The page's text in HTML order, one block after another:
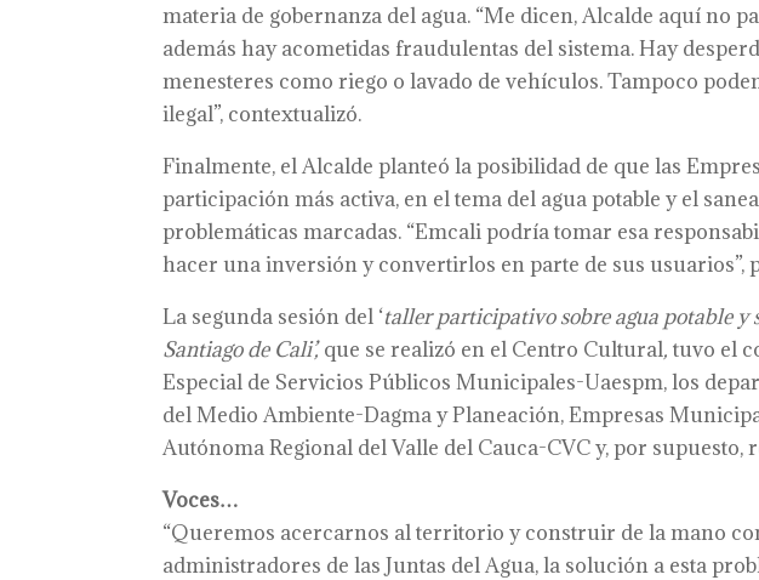
materia de gobernanza del agua. “Me dicen, Alcalde aquí no
además hay acometidas fraudulentas del sistema. Hay
menesteres como riego o lavado de vehículos. Tampoco
ilegal”, contextualizó.
Finalmente, el Alcalde planteó la posibilidad de que las
participación más activa, en el tema del agua potable y el
problemáticas marcadas. “Emcali podría tomar esa
hacer una inversión y convertirlos en parte de sus usuarios”,
La segunda sesión del ‘taller participativosobre agua potable y
Santiago de Cali’,que se realizó en el Centro Cultural, tuvo el
Especial de Servicios Públicos Municipales-Uaespm, los
del Medio Ambiente-Dagma y Planeación, Empresas
Autónoma Regional del Valle del Cauca-CVC y, por supuesto,
Voces…
“Queremos acercarnos al territorio y construir de la mano
administradores de las Juntas del Agua, la solución a esta